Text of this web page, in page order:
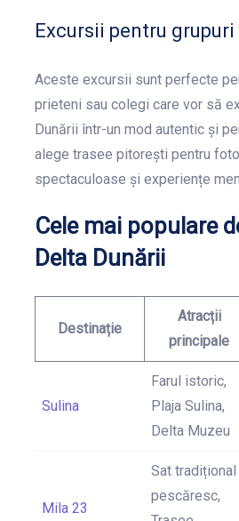
Excursii pentru
Aceste excursii sunt perfecte
prieteni sau colegi care vor să
Dunării într-un mod autentic și
alege trasee pitorești pentru
spectaculoase și experiențe
Cele mai populare
Delta Dunării
Destinație
Atracții
principale
Sulina
Farul istoric,
Plaja Sulina,
Delta Muzeu
Mila 23
Sat tradițional
pescăresc,